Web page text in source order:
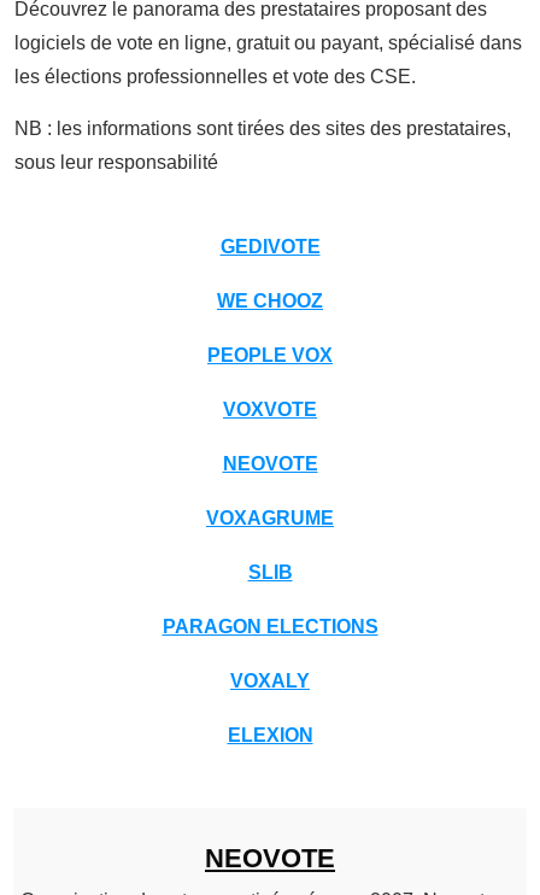
Découvrez le panorama des prestataires proposant des
logiciels de vote en ligne, gratuit ou payant, spécialisé dans
les élections professionnelles et vote des CSE.
NB : les informations sont tirées des sites des prestataires,
sous leur responsabilité
GEDIVOTE
WE CHOOZ
PEOPLE VOX
VOXVOTE
NEOVOTE
VOXAGRUME
SLIB
PARAGON ELECTIONS
VOXALY
ELEXION
NEOVOTE